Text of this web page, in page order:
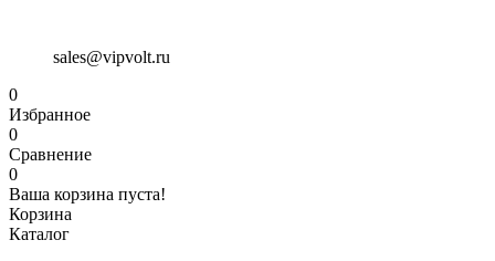
sales@vipvolt.ru
0
Избранное
0
Сравнение
0
Ваша корзина пуста!
Корзина
Каталог